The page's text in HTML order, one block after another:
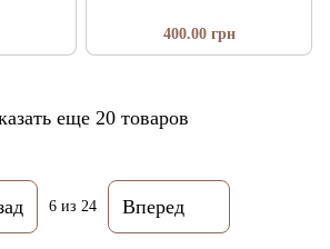
400.00 грн
еще 20 товаров
6 из 24 Вперед